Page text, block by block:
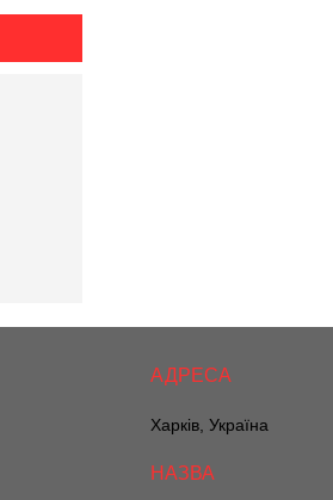
Харків, Україна